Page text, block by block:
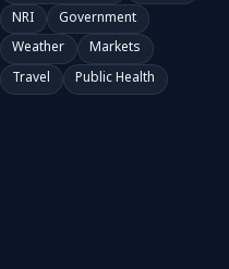
NRI
Government
Weather
Markets
Travel
Public Health